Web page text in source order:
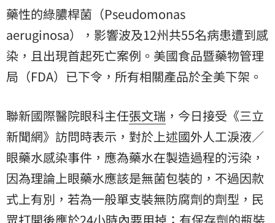
藥性的綠膿桿菌（Pseudomonas
aeruginosa），影響波及12州共55名病患遭到感
染，且出現首起死亡案例。美國食品暨藥物管理
局（FDA）已下令，所有相關產品於全美下架。
聯新國際醫院眼科主任張文瑞 ，今日接受《三立
新聞網》訪問時表示，對於上述國外人工淚液／
眼藥水感染事件，應為藥水在製造過程的污染，
因為理論上眼藥水應該是無菌包裝的，不過因款
式上有別，若為一般單支裝無防腐劑的劑型，民